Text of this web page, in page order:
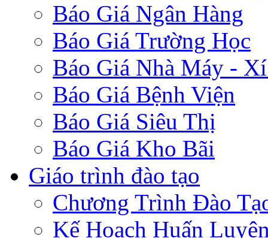
Báo Giá Ngân Hàng
Báo Giá Trường Học
Báo Giá Nhà Máy -
Báo Giá Bệnh Viện
Báo Giá Siêu Thị
Báo Giá Kho Bãi
Giáo trình đào tạo
Chương Trình Đào
Kế Hoạch Huấn